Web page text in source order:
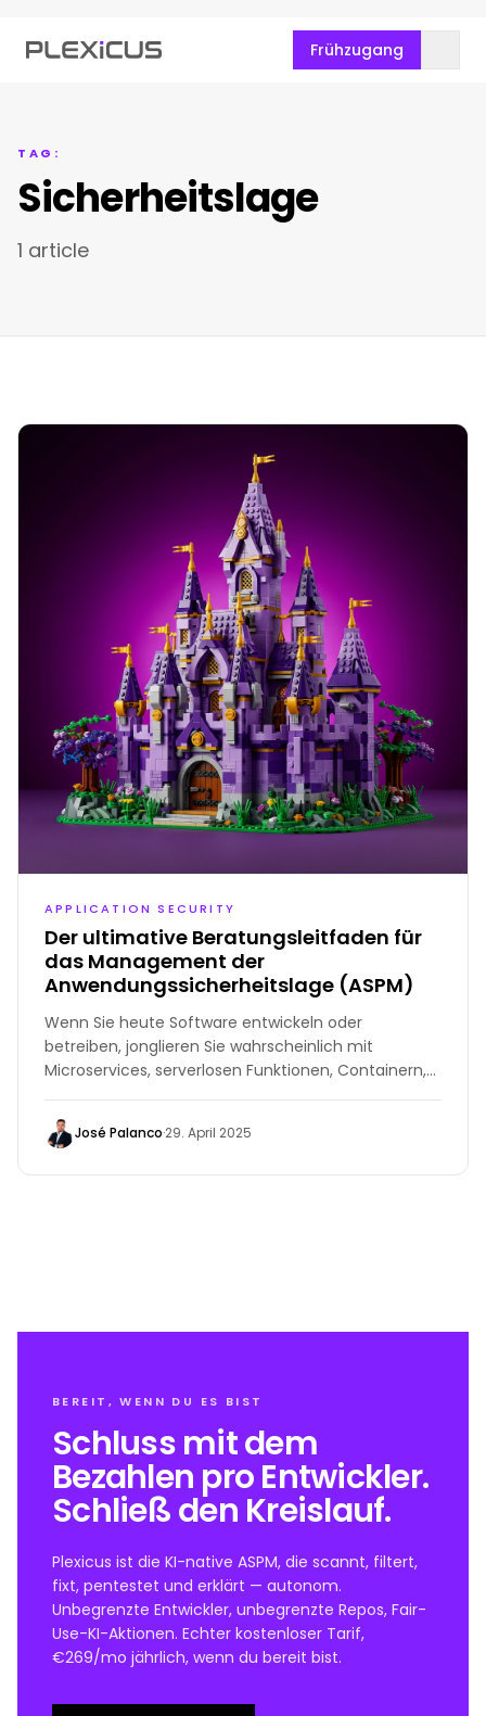
Frühzugang
TAG:
Sicherheitslage
1 article
APPLICATION SECURITY
Der ultimative Beratungsleitfaden für
das Management der
Anwendungssicherheitslage (ASPM)
Wenn Sie heute Software entwickeln oder
betreiben, jonglieren Sie wahrscheinlich mit
Microservices, serverlosen Funktionen, Containern,
Drittanbieterpaketen und einer Flut von
Compliance-Checkboxen. Jedes bewegliche Teil
erzeugt eigene Ergebnisse, Dashboards und
José Palanco·29. April 2025
BEREIT, WENN DU ES BIST
Schluss mit dem
Bezahlen pro Entwickler.
Schließ den Kreislauf.
Plexicus ist die KI-native ASPM, die scannt, filtert,
fixt, pentestet und erklärt — autonom.
Unbegrenzte Entwickler, unbegrenzte Repos, Fair-
Use-KI-Aktionen. Echter kostenloser Tarif,
€269/mo jährlich, wenn du bereit bist.